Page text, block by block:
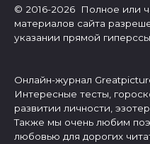
© 2016-2026 Полное или
материалов сайта
указании прямой
Онлайн-журнал
Интересные тесты,
развитии личности,
Также мы очень любим
любовью для дорогих